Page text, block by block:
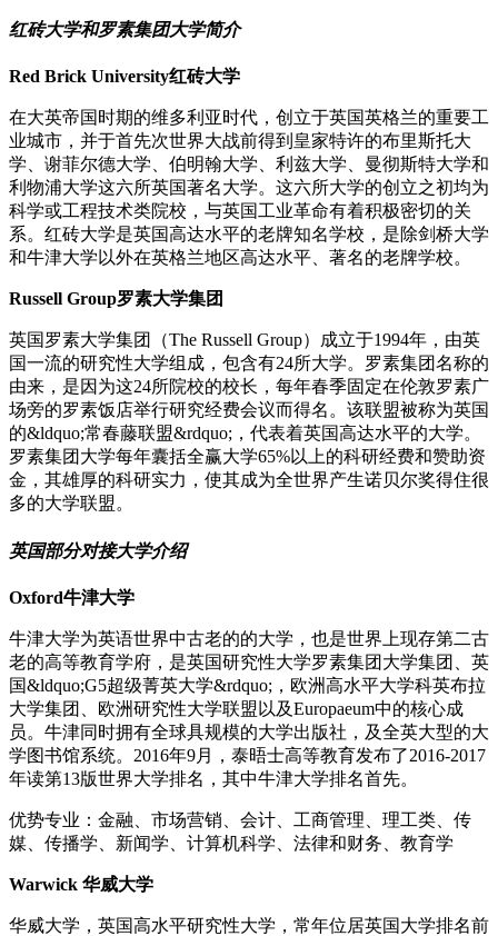
红砖大学和罗素集团大学简介
Red Brick University红砖大学
在大英帝国时期的维多利亚时代，创立于英国英格兰的重要工
业城市，并于首先次世界大战前得到皇家特许的布里斯托大
学、谢菲尔德大学、伯明翰大学、利兹大学、曼彻斯特大学和
利物浦大学这六所英国著名大学。这六所大学的创立之初均为
科学或工程技术类院校，与英国工业革命有着积极密切的关
系。红砖大学是英国高达水平的老牌知名学校，是除剑桥大学
和牛津大学以外在英格兰地区高达水平、著名的老牌学校。
Russell Group罗素大学集团
英国罗素大学集团（The Russell Group）成立于1994年，由英
国一流的研究性大学组成，包含有24所大学。罗素集团名称的
由来，是因为这24所院校的校长，每年春季固定在伦敦罗素广
场旁的罗素饭店举行研究经费会议而得名。该联盟被称为英国
的&ldquo;常春藤联盟&rdquo;，代表着英国高达水平的大学。
罗素集团大学每年囊括全赢大学65%以上的科研经费和赞助资
金，其雄厚的科研实力，使其成为全世界产生诺贝尔奖得住很
多的大学联盟。
英国部分对接大学介绍
Oxford牛津大学
牛津大学为英语世界中古老的的大学，也是世界上现存第二古
老的高等教育学府，是英国研究性大学罗素集团大学集团、英
国&ldquo;G5超级菁英大学&rdquo;，欧洲高水平大学科英布拉
大学集团、欧洲研究性大学联盟以及Europaeum中的核心成
员。牛津同时拥有全球具规模的大学出版社，及全英大型的大
学图书馆系统。2016年9月，泰晤士高等教育发布了2016-2017
年读第13版世界大学排名，其中牛津大学排名首先。
优势专业：金融、市场营销、会计、工商管理、理工类、传
媒、传播学、新闻学、计算机科学、法律和财务、教育学
Warwick 华威大学
华威大学，英国高水平研究性大学，常年位居英国大学排名前